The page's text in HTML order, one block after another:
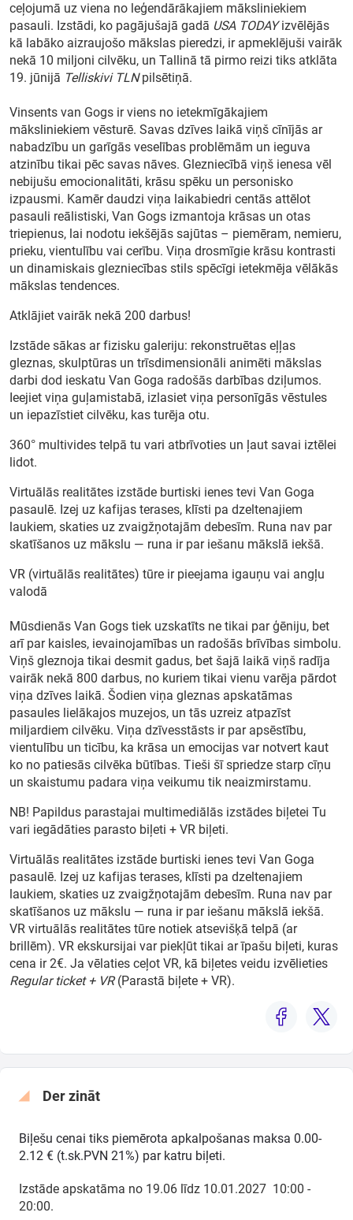
ceļojumā uz viena no leģendārākajiem māksliniekiem
pasauli. Izstādi, ko pagājušajā gadā USA TODAYizvēlējās
kā labāko aizraujošo mākslas pieredzi, ir apmeklējuši vairāk
nekā 10 miljoni cilvēku, un Tallinā tā pirmo reizi tiks atklāta
19. jūnijā Telliskivi TLNpilsētiņā.
Vinsents van Gogs ir viens no ietekmīgākajiem
māksliniekiem vēsturē. Savas dzīves laikā viņš cīnījās ar
nabadzību un garīgās veselības problēmām un ieguva
atzinību tikai pēc savas nāves. Glezniecībā viņš ienesa vēl
nebijušu emocionalitāti, krāsu spēku un personisko
izpausmi. Kamēr daudzi viņa laikabiedri centās attēlot
pasauli reālistiski, Van Gogs izmantoja krāsas un otas
triepienus, lai nodotu iekšējās sajūtas – piemēram, nemieru,
prieku, vientulību vai cerību. Viņa drosmīgie krāsu kontrasti
un dinamiskais glezniecības stils spēcīgi ietekmēja vēlākās
mākslas tendences.
Atklājiet vairāk nekā 200 darbus!
Izstāde sākas ar fizisku galeriju: rekonstruētas eļļas
gleznas, skulptūras un trīsdimensionāli animēti mākslas
darbi dod ieskatu Van Goga radošās darbības dziļumos.
Ieejiet viņa guļamistabā, izlasiet viņa personīgās vēstules
un iepazīstiet cilvēku, kas turēja otu.
360° multivides telpā tu vari atbrīvoties un ļaut savai iztēlei
lidot.
Virtuālās realitātes izstāde burtiski ienes tevi Van Goga
pasaulē. Izej uz kafijas terases, klīsti pa dzeltenajiem
laukiem, skaties uz zvaigžņotajām debesīm. Runa nav par
skatīšanos uz mākslu — runa ir par iešanu mākslā iekšā.
VR (virtuālās realitātes) tūre ir pieejama igauņu vai angļu
valodā
Mūsdienās Van Gogs tiek uzskatīts ne tikai par ģēniju, bet
arī par kaisles, ievainojamības un radošās brīvības simbolu.
Viņš gleznoja tikai desmit gadus, bet šajā laikā viņš radīja
vairāk nekā 800 darbus, no kuriem tikai vienu varēja pārdot
viņa dzīves laikā. Šodien viņa gleznas apskatāmas
pasaules lielākajos muzejos, un tās uzreiz atpazīst
miljardiem cilvēku. Viņa dzīvesstāsts ir par apsēstību,
vientulību un ticību, ka krāsa un emocijas var notvert kaut
ko no patiesās cilvēka būtības. Tieši šī spriedze starp cīņu
un skaistumu padara viņa veikumu tik neaizmirstamu.
NB! Papildus parastajai multimediālās izstādes biļetei Tu
vari iegādāties parasto biļeti + VR biļeti.
Virtuālās realitātes izstāde burtiski ienes tevi Van Goga
pasaulē. Izej uz kafijas terases, klīsti pa dzeltenajiem
laukiem, skaties uz zvaigžņotajām debesīm. Runa nav par
skatīšanos uz mākslu — runa ir par iešanu mākslā iekšā.
VR virtuālās realitātes tūre notiek atsevišķā telpā (ar
brillēm). VR ekskursijai var piekļūt tikai ar īpašu biļeti, kuras
cena ir 2€. Ja vēlaties ceļot VR, kā biļetes veidu izvēlieties
Regular ticket + VR(Parastā biļete + VR).
Der zināt
Biļešu cenai tiks piemērota apkalpošanas maksa 0.00-
2.12 € (t.sk.PVN 21%) par katru biļeti.
Izstāde apskatāma no 19.06 līdz 10.01.2027 10:00 -
20:00.